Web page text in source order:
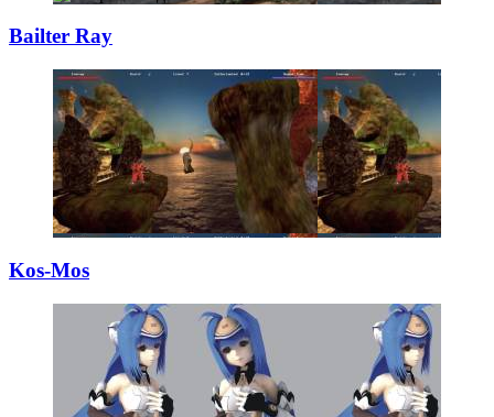
Bailter Ray
Kos-Mos